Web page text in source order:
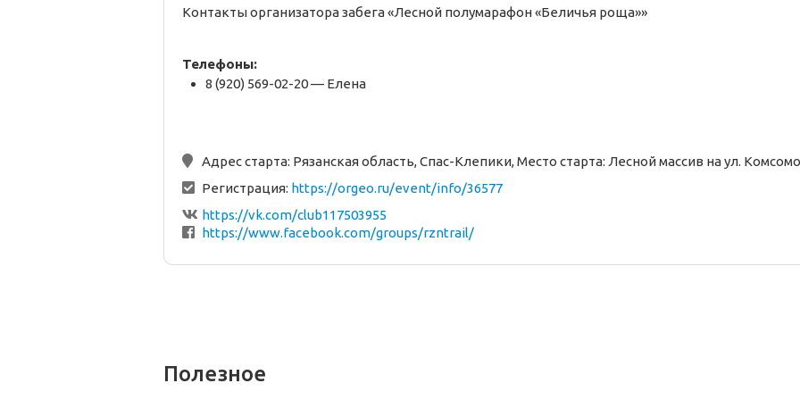
Контакты организатора забега «Лесной полумарафон «Беличья роща»»
Телефоны:
8 (920) 569-02-20 — Елена
Адрес старта: Рязанская область, Спас-Клепики, Место старта: Лесной массив на ул.
Регистрация: https://orgeo.ru/event/info/36577
https://vk.com/club117503955
https://www.facebook.com/groups/rzntrail/
Полезное